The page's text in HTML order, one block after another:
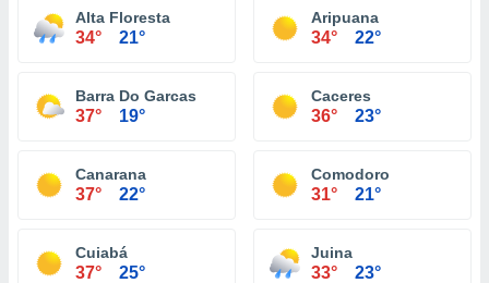
Alta Floresta
34° 21°
Aripuana
34° 22°
Barra Do Garcas
37° 19°
Caceres
36° 23°
Canarana
37° 22°
Comodoro
31° 21°
Cuiabá
37° 25°
Juina
33° 23°